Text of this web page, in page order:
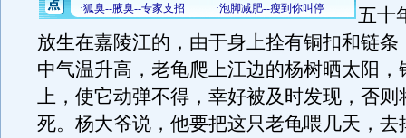
五十
放生在嘉陵江的，由于身上拴有铜扣和链条
中气温升高，老龟爬上江边的杨树晒太阳，
上，使它动弹不得，幸好被及时发现，否则
死。杨大爷说，他要把这只老龟喂几天，去